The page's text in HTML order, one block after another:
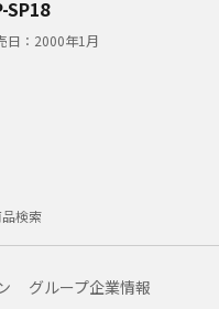
SP18
日： 2000年1月
検索
グループ企業情報